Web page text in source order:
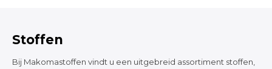
Stoffen
Bij Makomastoffen vindt u een uitgebreid assortiment stoffen,